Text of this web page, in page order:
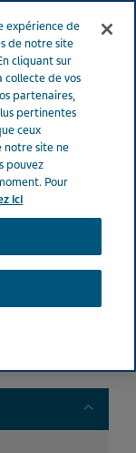
Menu
Toggle
expérience de
de notre site
cliquant sur
collecte de vos
partenaires,
pertinentes
ceux
notre site ne
pouvez
Pour
ici